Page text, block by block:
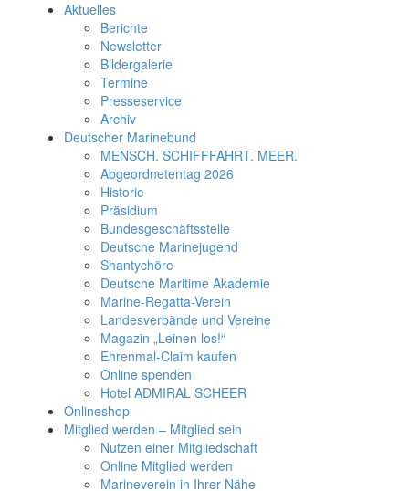
Aktuelles
Berichte
Newsletter
Bildergalerie
Termine
Presseservice
Archiv
Deutscher Marinebund
MENSCH. SCHIFFFAHRT. MEER.
Abgeordnetentag 2026
Historie
Präsidium
Bundesgeschäftsstelle
Deutsche Marinejugend
Shantychöre
Deutsche Maritime Akademie
Marine-Regatta-Verein
Landesverbände und Vereine
Magazin „Leinen los!“
Ehrenmal-Claim kaufen
Online spenden
Hotel ADMIRAL SCHEER
Onlineshop
Mitglied werden – Mitglied sein
Nutzen einer Mitgliedschaft
Online Mitglied werden
Marineverein in Ihrer Nähe